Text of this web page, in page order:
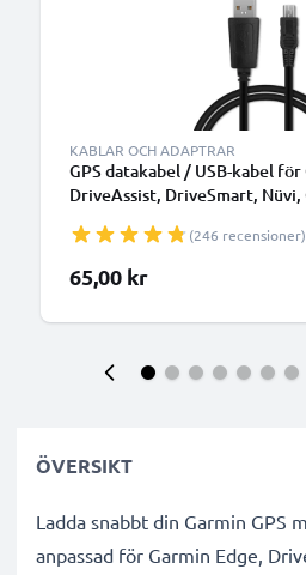
KABLAR OCH ADAPTRAR
GPS datakabel / USB-kabel
DriveAssist, DriveSmart, Nüvi,
svart överföringskabel(246 recensioner)
65,00 kr
ÖVERSIKT
Ladda snabbt din Garmin GPS
anpassad för Garmin Edge,